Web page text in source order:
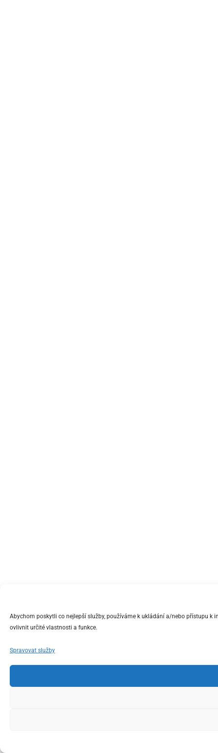
Abychom poskytli co nejlepší služby, používáme k ukládání a/nebo přístupu
ovlivnit určité vlastnosti a funkce.
Spravovat služby